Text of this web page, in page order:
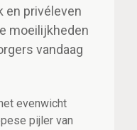
en privéleven
moeilijkheden
vandaag
evenwicht
pijler van